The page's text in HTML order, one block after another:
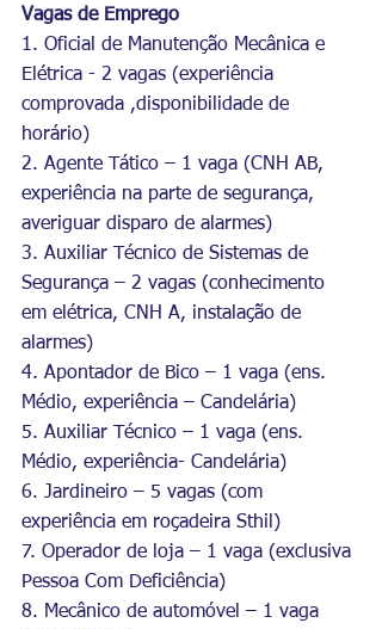
Vagas de Emprego
1. Oficial de Manutenção Mecânica e
Elétrica - 2 vagas (experiência
comprovada ,disponibilidade de
horário)
2. Agente Tático – 1 vaga (CNH AB,
experiência na parte de segurança,
averiguar disparo de alarmes)
3. Auxiliar Técnico de Sistemas de
Segurança – 2 vagas (conhecimento
em elétrica, CNH A, instalação de
alarmes)
4. Apontador de Bico – 1 vaga (ens.
Médio, experiência – Candelária)
5. Auxiliar Técnico – 1 vaga (ens.
Médio, experiência- Candelária)
6. Jardineiro – 5 vagas (com
experiência em roçadeira Sthil)
7. Operador de loja – 1 vaga (exclusiva
Pessoa Com Deficiência)
8. Mecânico de automóvel – 1 vaga